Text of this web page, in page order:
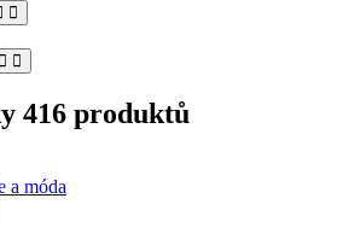
416 produktů
a móda